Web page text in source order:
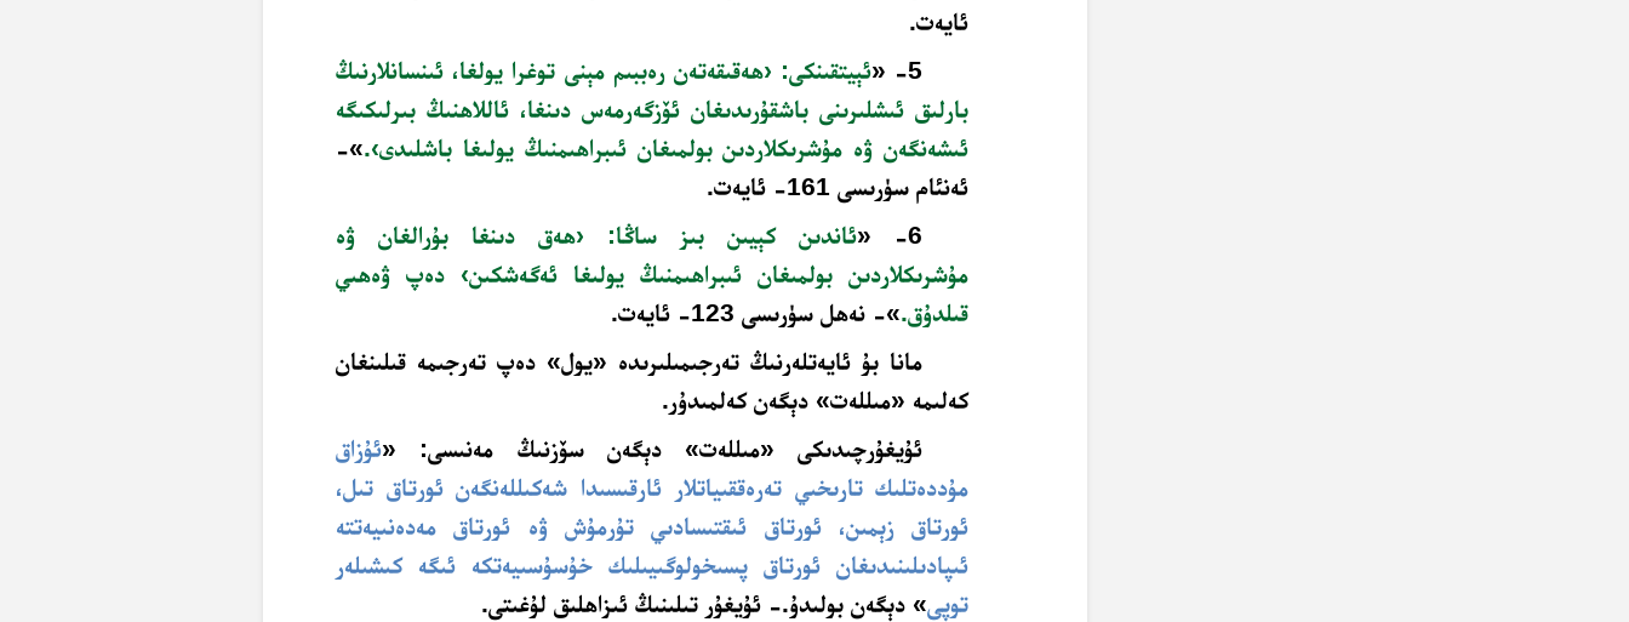
ئايەت.
5- «
ئېيتقىنكى: ‹ھەقىقەتەن رەببىم مېنى توغرا يولغا، ئىنسانلارنىڭ
بارلىق ئىشلىرىنى باشقۇرىدىغان ئۆزگەرمەس دىنغا، ئاللاھنىڭ بىرلىكىگە
ئىشەنگەن ۋە مۇشرىكلاردىن بولمىغان ئىبراھىمنىڭ يولىغا باشلىدى›.»-
ئەنئام سۈرىسى 161- ئايەت.
6- «
ئاندىن كېيىن بىز ساڭا: ‹ھەق دىنغا بۇرالغان ۋە
مۇشرىكلاردىن بولمىغان ئىبراھىمنىڭ يولىغا ئەگەشكىن› دەپ ۋەھىي
قىلدۇق.»- نەھل سۈرىسى 123- ئايەت.
مانا بۇ ئايەتلەرنىڭ تەرجىمىلىرىدە «يول» دەپ تەرجىمە قىلىنغان
كەلىمە «مىللەت» دېگەن كەلمىدۇر.
ئۇيغۇرچىدىكى «مىللەت» دېگەن سۆزنىڭ مەنىسى: «ئۇزاق
مۇددەتلىك تارىخىي تەرەققىياتلار ئارقىسىدا شەكىللەنگەن ئورتاق تىل،
ئورتاق زېمىن، ئورتاق ئىقتىسادىي تۇرمۇش ۋە ئورتاق مەدەنىيەتتە
ئىپادىلىنىدىغان ئورتاق پسىخولوگىيىلىك خۇسۇسىيەتكە ئىگە كىشىلەر
توپى» دېگەن بولىدۇ.- ئۇيغۇر تىلىنىڭ ئىزاھلىق لۇغىتى.